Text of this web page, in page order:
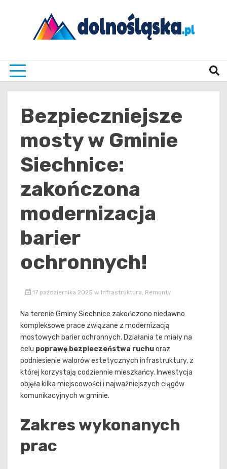
Bezpieczniejsze
mosty w Gminie
Siechnice:
zakończona
modernizacja
barier
ochronnych!
17 października 2025 w Infrastruktura Remonty
Na terenie Gminy Siechnice zakończono niedawno
kompleksowe prace związane z modernizacją
mostowych barier ochronnych. Działania te miały na
celu poprawę bezpieczeństwa ruchuoraz
podniesienie walorów estetycznych infrastruktury, z
której korzystają codziennie mieszkańcy. Inwestycja
objęła kilka miejscowości i najważniejszych ciągów
komunikacyjnych w gminie.
Zakres wykonanych
prac